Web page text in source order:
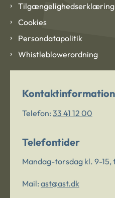
Tilgængelighedserklæring
Cookies
Persondatapolitik
Whistleblowerordning
Kontaktinformation
Telefon: 33 41 12 00
Telefontider
Mandag-torsdag kl. 9-15,
Mail: ast@ast.dk